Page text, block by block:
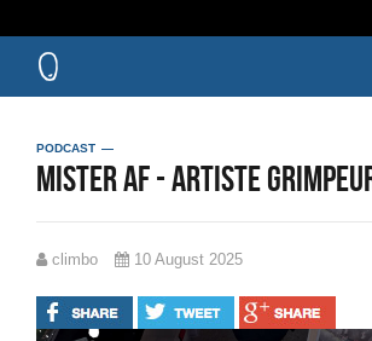
PODCAST
Mister Af - Artiste
climbo 10 August 2025